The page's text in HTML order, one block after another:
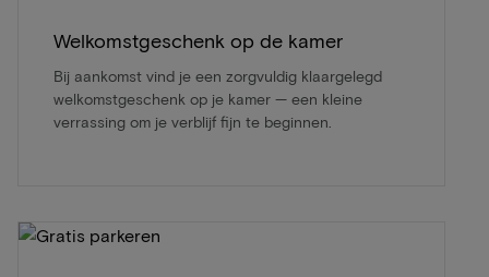
Welkomstgeschenk op de kamer
Bij aankomst vind je een zorgvuldig klaargelegd
welkomstgeschenk op je kamer — een kleine
verrassing om je verblijf fijn te beginnen.